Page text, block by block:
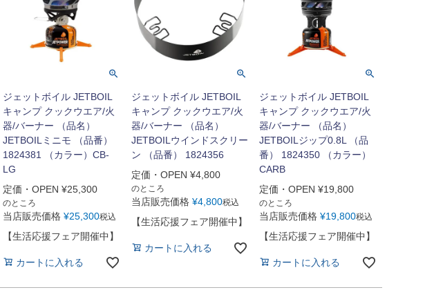
ジェットボイル JETBOIL
キャンプ クックウエア/火
器/バーナー （品名）
JETBOILミニモ （品番）
1824381 （カラー）CB-
LG
定価・OPEN ¥25,300
のところ
当店販売価格 ¥25,300税込
【生活応援フェア開催中】
カートに入れる
ジェットボイル JETBOIL
キャンプ クックウエア/火
器/バーナー （品名）
JETBOILウインドスクリー
ン （品番） 1824356
定価・OPEN ¥4,800
のところ
当店販売価格 ¥4,800税込
【生活応援フェア開催中】
カートに入れる
ジェットボイル JETBOIL
キャンプ クックウエア/火
器/バーナー （品名）
JETBOILジップ0.8L （品
番） 1824350 （カラー）
CARB
定価・OPEN ¥19,800
のところ
当店販売価格 ¥19,800税込
【生活応援フェア開催中】
カートに入れる